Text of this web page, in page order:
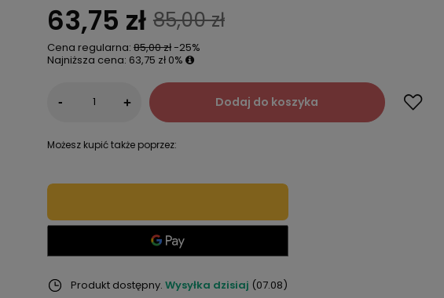
63,75 zł 85,00 zł
Cena regularna: 85,00 zł-25%
Najniższa cena: 63,75 zł 0%
- + Dodaj do koszyka
Możesz kupić także poprzez:
Produkt dostępny Wysyłka dzisiaj (07.08)